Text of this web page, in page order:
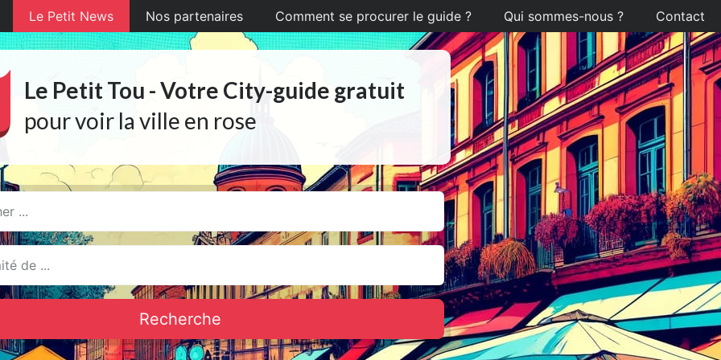
Le Petit News Nos partenaires Comment se procurer le guide ? Qui sommes-nous ? Contact
Le Petit Tou - Votre City-guide gratuit
pour voir la ville en rose
Recherche